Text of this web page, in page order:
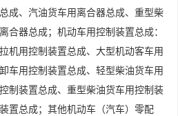
成、汽油货车用离合器总成、重型柴
合器总成；机动车用控制装置总成：
机用控制装置总成、大型机动客车用
车用控制装置总成、轻型柴油货车用
制装置总成、重型柴油货车用控制装
置总成；其他机动车（汽车）零配